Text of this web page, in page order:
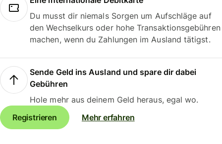
Du musst dir niemals Sorgen um Aufschläge auf
den Wechselkurs oder hohe Transaktionsgebühren
machen, wenn du Zahlungen im Ausland tätigst.
Sende Geld ins Ausland und spare dir dabei
Gebühren
Hole mehr aus deinem Geld heraus, egal wo.
Registrieren
Mehr erfahren